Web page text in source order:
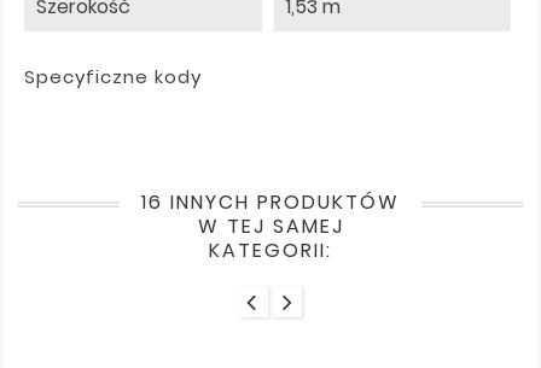
Szerokość 1,53 m
Specyficzne kody
16 INNYCH PRODUKTÓW
W TEJ SAMEJ
KATEGORII: